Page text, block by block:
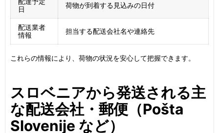
日
荷物が到着する見込みの日付
配送業者
情報
担当する配送会社名や連絡先
これらの情報により、荷物の状況を安心して把握できます。
スロベニアから発送される主
な配送会社・郵便（Pošta
Slovenije など）